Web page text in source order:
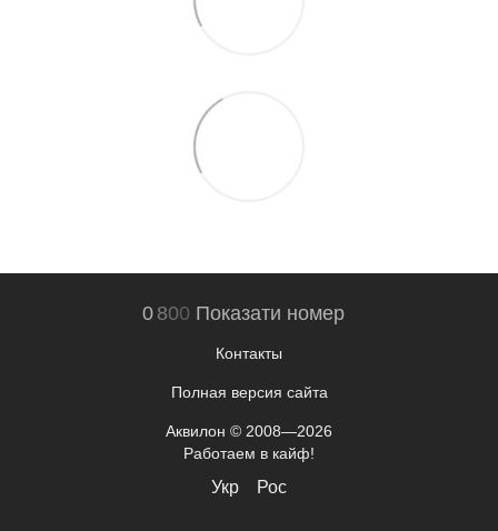
0 800 Показати номер
Контакты
Полная версия сайта
Аквилон © 2008—2026
Работаем в кайф!
Укр Рос